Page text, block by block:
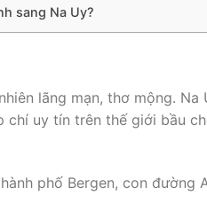
sang Na Uy?
lãng mạn, thơ mộng. Na
uy tín trên thế giới bầu
phố Bergen, con đường